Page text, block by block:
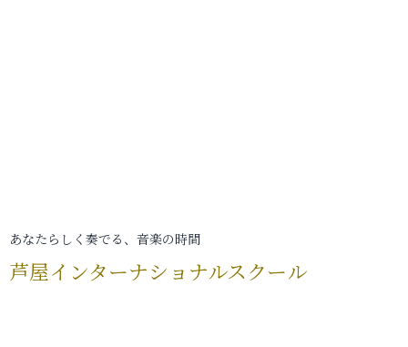
あなたらしく奏でる、音楽の時間
芦屋インターナショナルスクール